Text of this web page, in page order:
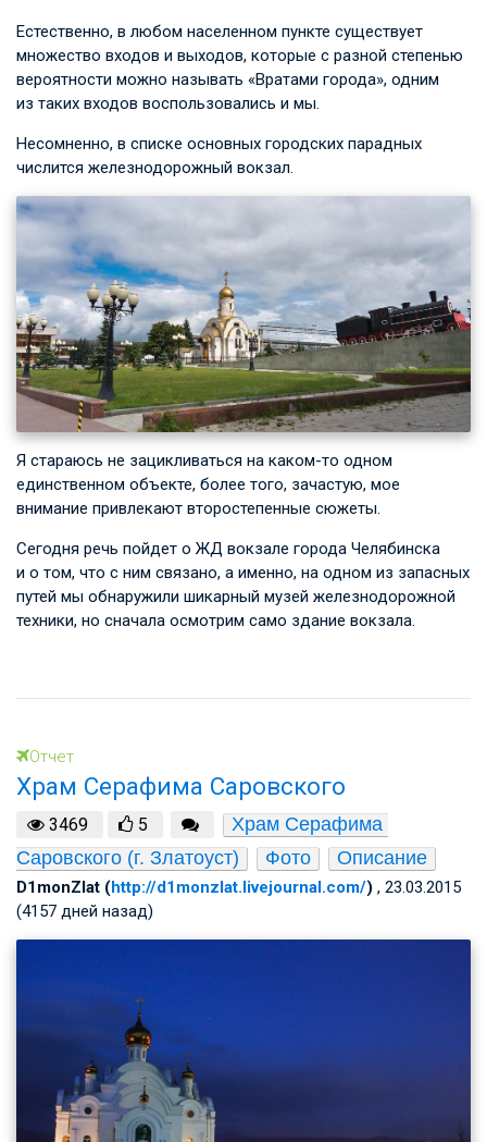
Естественно, в любом населенном пункте существует
множество входов и выходов, которые с разной степенью
вероятности можно называть «Вратами города», одним
из таких входов воспользовались и мы.
Несомненно, в списке основных городских парадных
числится железнодорожный вокзал.
Я стараюсь не зацикливаться на каком-то одном
единственном объекте, более того, зачастую, мое
внимание привлекают второстепенные сюжеты.
Сегодня речь пойдет о ЖД вокзале города Челябинска
и о том, что с ним связано, а именно, на одном из запасных
путей мы обнаружили шикарный музей железнодорожной
техники, но сначала осмотрим само здание вокзала.
Отчет
Храм Серафима Саровского
3469 5
Храм Серафима
Саровского (г. Златоуст)
Фото Описание
D1monZlat (http://d1monzlat.livejournal.com/) , 23.03.2015
(4157 дней назад)